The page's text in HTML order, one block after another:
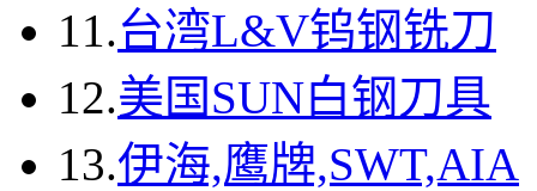
11.台湾L&V钨钢铣刀
12.美国SUN白钢刀具
13.伊海,鹰牌,SWT,AIA